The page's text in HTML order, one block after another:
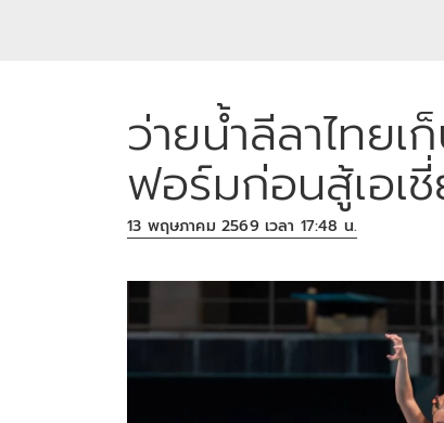
ว่ายน้ำลีลาไทย
ฟอร์มก่อนสู้เอเ
13 พฤษภาคม 2569 เวลา 17:48 น.